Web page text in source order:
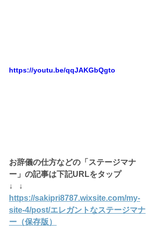
https://youtu.be/qqJAKGbQgto
お辞儀の仕方などの「ステージマナ
ー」の記事は下記URLをタップ
↓   ↓
https://sakipri8787.wixsite.com/my-
site-4/post/エレガントなステージマナ
ー（保存版）